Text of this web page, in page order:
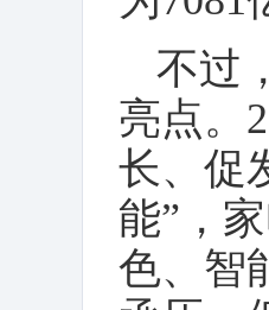
不过
亮点。
长、促
能”，
色、智